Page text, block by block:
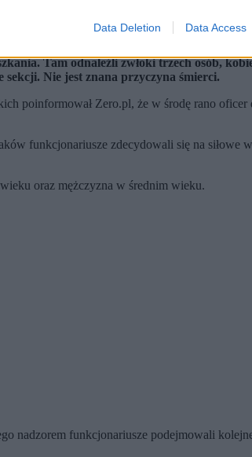
Data Deletion Data Access
(fot. Shutterstock / Shutterstock)
nie widziała swoich sąsiadów od kilku dni.
Tam odnaleźli zwłoki trzech osób,
Nie jest znana przyczyna śmierci.
poinformował Zero.pl, że w środę rano
funkcjonariusze zdecydowali się na siłowe
oraz mężczyzna w średnim wieku.
nadzorem funkcjonariusze podejmowali